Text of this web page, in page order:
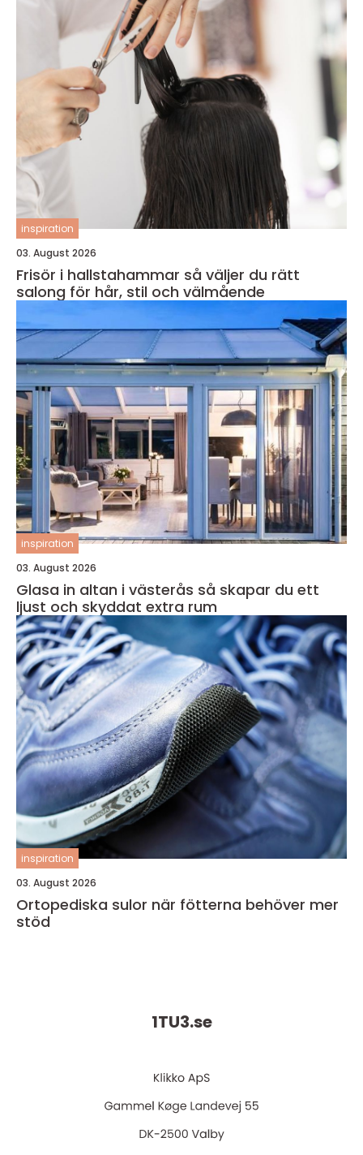
inspiration
03. August 2026
Frisör i hallstahammar så väljer du rätt
salong för hår, stil och välmående
inspiration
03. August 2026
Glasa in altan i västerås så skapar du ett
ljust och skyddat extra rum
inspiration
03. August 2026
Ortopediska sulor när fötterna behöver mer
stöd
1TU3.se